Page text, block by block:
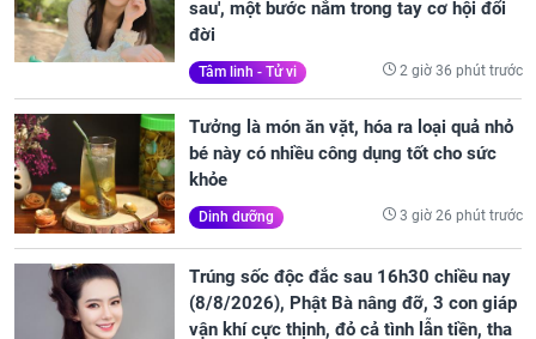
sau', một bước nắm trong tay cơ hội đổi
đời
Tâm linh - Tử vi 2 giờ 36 phút trước
Tưởng là món ăn vặt, hóa ra loại quả nhỏ
bé này có nhiều công dụng tốt cho sức
khỏe
Dinh dưỡng 3 giờ 26 phút trước
Trúng sốc độc đắc sau 16h30 chiều nay
(8/8/2026), Phật Bà nâng đỡ, 3 con giáp
vận khí cực thịnh, đỏ cả tình lẫn tiền, tha